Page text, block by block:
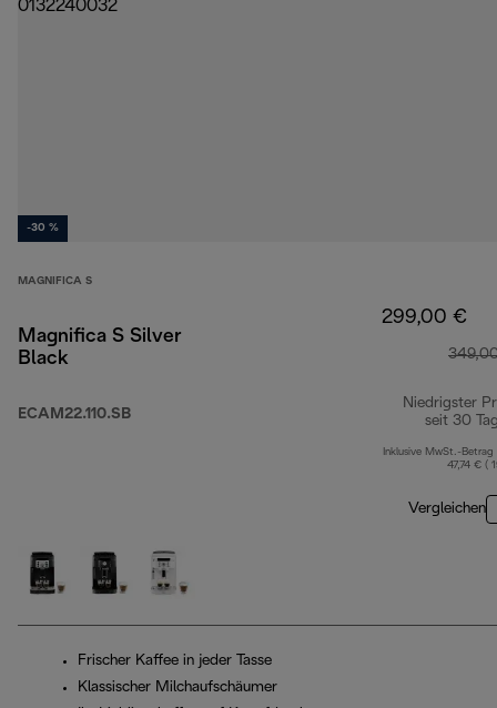
-30 %
MAGNIFICA S
Magnifica S Silver
Black
ECAM22.110.SB
299,00 €
Niedrigster
seit 30
Inklusive MwSt.-Betrag
47,74 € (
Vergleichen
Frischer Kaffee in jeder Tasse
Klassischer Milchaufschäumer